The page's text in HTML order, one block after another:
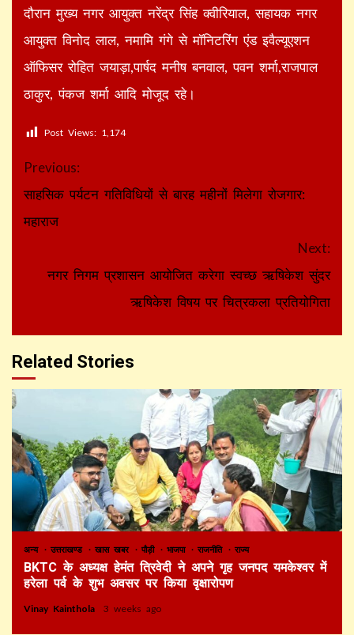
दौरान मुख्य नगर आयुक्त नरेंद्र सिंह क्वीरियाल, सहायक नगर
आयुक्त विनोद लाल, नमामि गंगे से मॉनिटरिंग एंड इवैल्यूएशन
ऑफिसर रोहित जयाड़ा,पार्षद मनीष बनवाल, पवन शर्मा,राजपाल
ठाकुर, पंकज शर्मा आदि मोजूद रहे।
Post Views: 1,174
Continue
Reading
Previous:
साहसिक पर्यटन गतिविधियों से बारह महीनों मिलेगा रोजगार:
महाराज
Next:
नगर निगम प्रशासन आयोजित करेगा स्वच्छ ऋषिकेश सुंदर
ऋषिकेश विषय पर चित्रकला प्रतियोगिता
Related Stories
अन्य उत्तराखण्ड खास खबर पौड़ी भाजपा राजनीति राज्य
BKTC के अध्यक्ष हेमंत त्रिवेदी ने अपने गृह जनपद यमकेश्वर में
हरेला पर्व के शुभ अवसर पर किया वृक्षारोपण
Vinay Kainthola 3 weeks ago